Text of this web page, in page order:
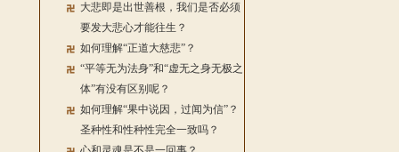
大悲即是出世善根，我们是否必须
要发大悲心才能往生？
如何理解“正道大慈悲”？
“平等无为法身”和“虚无之身无极之
体”有没有区别呢？
如何理解“果中说因，过闻为信”？
圣种性和性种性完全一致吗？